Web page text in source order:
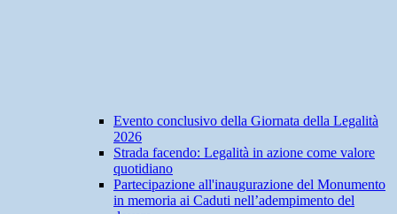
Evento conclusivo della Giornata della Legalità
2026
Strada facendo: Legalità in azione come valore
quotidiano
Partecipazione all'inaugurazione del Monumento
in memoria ai Caduti nell’adempimento del